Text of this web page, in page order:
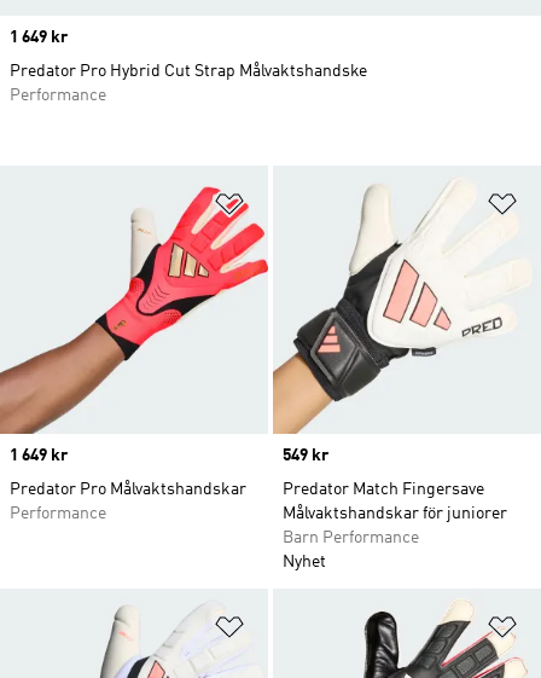
Lägg till på önskelistan
Price
1 649 kr
Predator Pro Målvaktshandskar
Performance
Price
549 kr
Predator Match Fingersave
Målvaktshandskar för juniorer
Barn Performance
Nyhet
Lägg till på önskelistan
Price
1 649 kr
Predator Pro Hybrid Cut Strap Målvaktshandske
Performance